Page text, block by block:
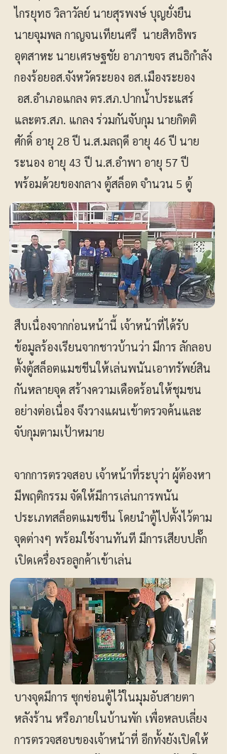
ไกรยุทธ วิลาวัลย์ นายสุรพงษ์ บุญยั่งยืน
นายจุมพล กาญจนเทียนศรี นายสิทธิพร
อุตสาหะ นายเศรษฐชัย อาภาขจร สนธิกำลัง
กองร้อยอส.จังหวัดระยอง อส.เมืองระยอง
อส.อำเภอแกลง ตร.สภ.ปากน้ำประแสร์
และตร.สภ. แกลง ร่วมกันจับกุม นายกิตติ
ศักดิ์ อายุ 28 ปี น.ส.มลฤดี อายุ 46 ปี นาย
ระนอง อายุ 43 ปี น.ส.อำพา อายุ 57 ปี
พร้อมด้วยของกลาง ตู้สล็อต จำนวน 5 ตู้
สืบเนื่องจากก่อนหน้านี้ เจ้าหน้าที่ได้รับ
ข้อมูลร้องเรียนจากชาวบ้านว่า มีการ ลักลอบ
ตั้งตู้สล็อตแมชชีนให้เล่นพนันเอาทรัพย์สิน
กันหลายจุด สร้างความเดือดร้อนให้ชุมชน
อย่างต่อเนื่อง จึงวางแผนเข้าตรวจค้นและ
จับกุมตามเป้าหมาย
จากการตรวจสอบ เจ้าหน้าที่ระบุว่า ผู้ต้องหา
มีพฤติกรรม จัดให้มีการเล่นการพนัน
ประเภทสล็อตแมชชีน โดยนำตู้ไปตั้งไว้ตาม
จุดต่างๆ พร้อมใช้งานทันที มีการเสียบปลั๊ก
เปิดเครื่องรอลูกค้าเข้าเล่น
บางจุดมีการ ซุกซ่อนตู้ไว้ในมุมอับสายตา
หลังร้าน หรือภายในบ้านพัก เพื่อหลบเลี่ยง
การตรวจสอบของเจ้าหน้าที่ อีกทั้งยังเปิดให้